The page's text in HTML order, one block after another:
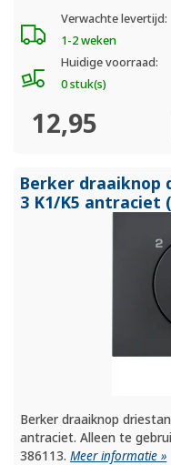
Verwachte levertijd:
1-2 weken
Huidige voorraad:
0 stuk(s)
12,95
Berker draaiknop
3 K1/K5 antraciet
Berker draaiknop
antraciet. Alleen te
386113.Meer informatie »